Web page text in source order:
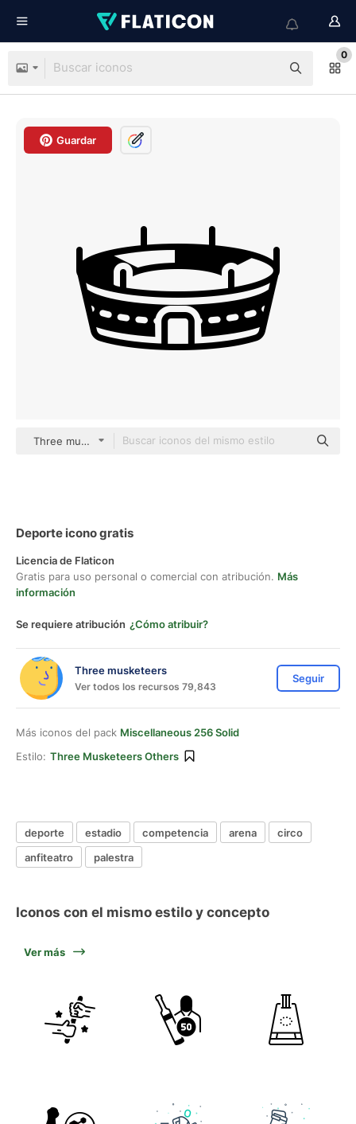
0
Guardar
Three musketeers Others
Deporte icono gratis
Licencia de Flaticon
Gratis para uso personal o comercial con atribución. Más
información
Se requiere atribución ¿Cómo atribuir?
Three musketeers
Ver todos los recursos 79,843
Seguir
Más iconos del pack Miscellaneous 256 Solid
Estilo: Three Musketeers Others
deporte estadio competencia arena
circo
anfiteatro
palestra
Iconos con el mismo estilo y concepto
Ver más